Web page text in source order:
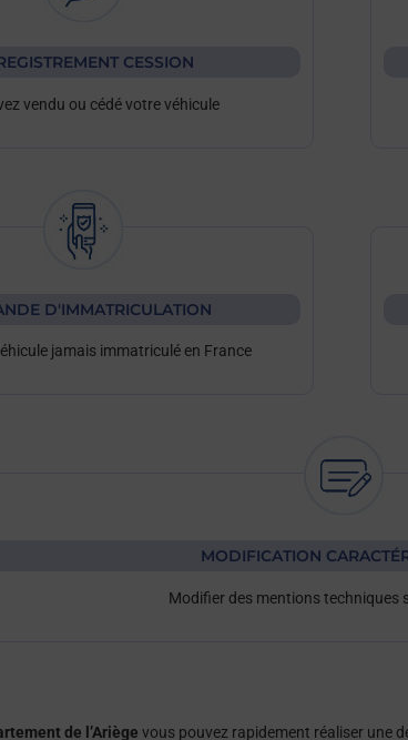
CESSION
vendu ou cédé votre véhicule
D'IMMATRICULATION
jamais immatriculé en France
MODIFICATION
Modifier des mentions techniques
de l’Ariège vous pouvez rapidement réaliser une